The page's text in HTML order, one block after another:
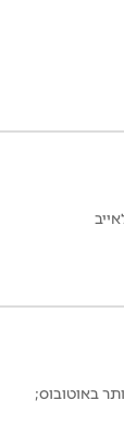
באוטובוס;